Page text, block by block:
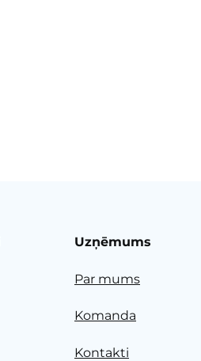
Uzņēmums
Par mums
Komanda
Kontakti